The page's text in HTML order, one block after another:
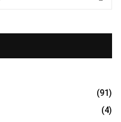
R
C
(91)
(4)